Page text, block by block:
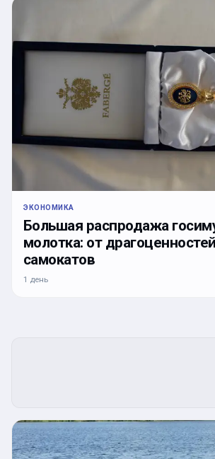
ЭКОНОМИКА
Большая распродажа
молотка: от
самокатов
1 день